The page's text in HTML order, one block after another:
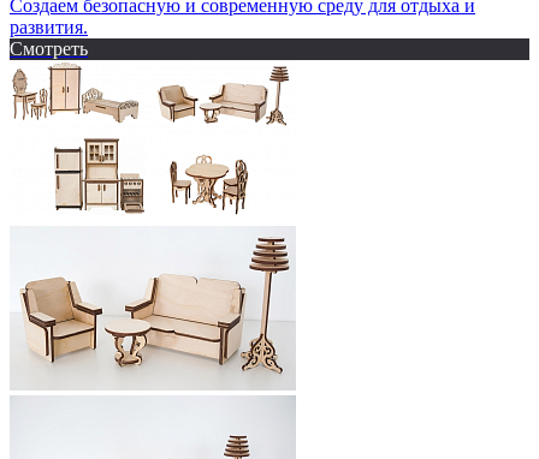
Создаем безопасную и современную среду для отдыха и
развития.
Смотреть